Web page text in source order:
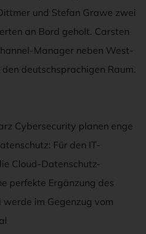
und Stefan Grawe zwei
an Bord geholt. Carsten
Manager neben West-
deutschsprachigen Raum.
Cybersecurity planen enge
Für den IT-
Cloud-Datenschutz-
perfekte Ergänzung des
werde im Gegenzug vom